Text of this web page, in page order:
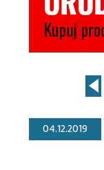
04.12.2019